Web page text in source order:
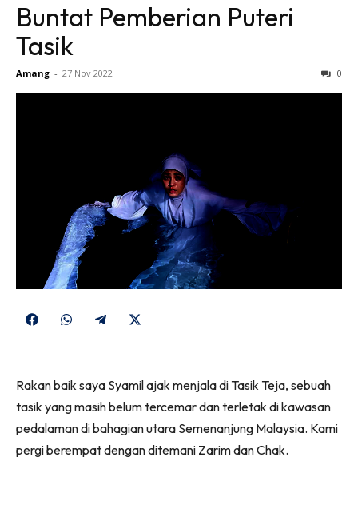
Buntat Pemberian Puteri
Tasik
Amang - 27 Nov 2022 0
Share
Share
Share
(Twitter)
Rakan baik saya Syamil ajak menjala di Tasik Teja, sebuah
tasik yang masih belum tercemar dan terletak di kawasan
pedalaman di bahagian utara Semenanjung Malaysia. Kami
pergi berempat dengan ditemani Zarim dan Chak.